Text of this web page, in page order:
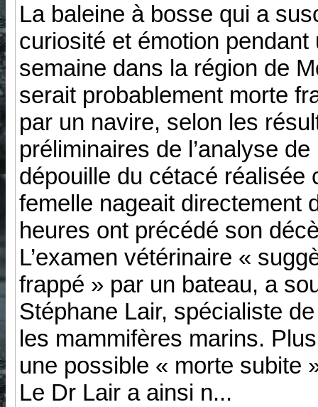
La baleine à bosse qui a
curiosité et émotion pendant
semaine dans la région de
serait probablement morte
par un navire, selon les
préliminaires de l’analyse de
dépouille du cétacé réalisée
femelle nageait directement
heures ont précédé son
L’examen vétérinaire «
frappé » par un bateau, a
Stéphane Lair, spécialiste
les mammifères marins.
une possible « morte subite
Le Dr Lair a ainsi n...